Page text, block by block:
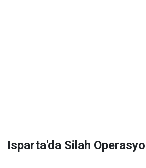
Isparta'da Silah